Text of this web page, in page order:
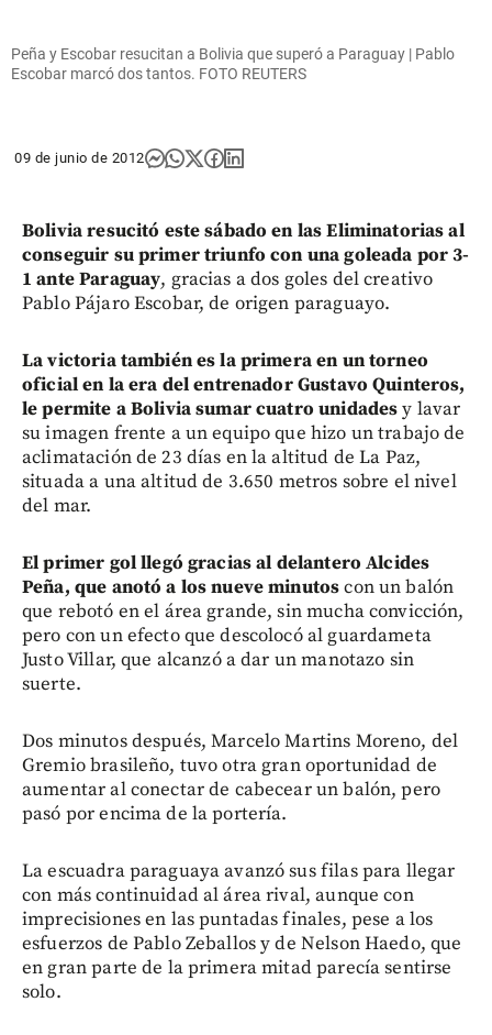
Peña y Escobar resucitan a Bolivia que superó a Paraguay | Pablo
Escobar marcó dos tantos. FOTO REUTERS
09 de junio de 2012
Bolivia resucitó este sábado en las Eliminatorias al
conseguir su primer triunfo con una goleada por 3-
1 ante Paraguay, gracias a dos goles del creativo
Pablo Pájaro Escobar, de origen paraguayo.
La victoria también es la primera en un torneo
oficial en la era del entrenador Gustavo Quinteros,
le permite a Bolivia sumar cuatro unidadesy lavar
su imagen frente a un equipo que hizo un trabajo de
aclimatación de 23 días en la altitud de La Paz,
situada a una altitud de 3.650 metros sobre el nivel
del mar.
El primer gol llegó gracias al delantero Alcides
Peña, que anotó a los nueve minutoscon un balón
que rebotó en el área grande, sin mucha convicción,
pero con un efecto que descolocó al guardameta
Justo Villar, que alcanzó a dar un manotazo sin
suerte.
Dos minutos después, Marcelo Martins Moreno, del
Gremio brasileño, tuvo otra gran oportunidad de
aumentar al conectar de cabecear un balón, pero
pasó por encima de la portería.
La escuadra paraguaya avanzó sus filas para llegar
con más continuidad al área rival, aunque con
imprecisiones en las puntadas finales, pese a los
esfuerzos de Pablo Zeballos y de Nelson Haedo, que
en gran parte de la primera mitad parecía sentirse
solo.